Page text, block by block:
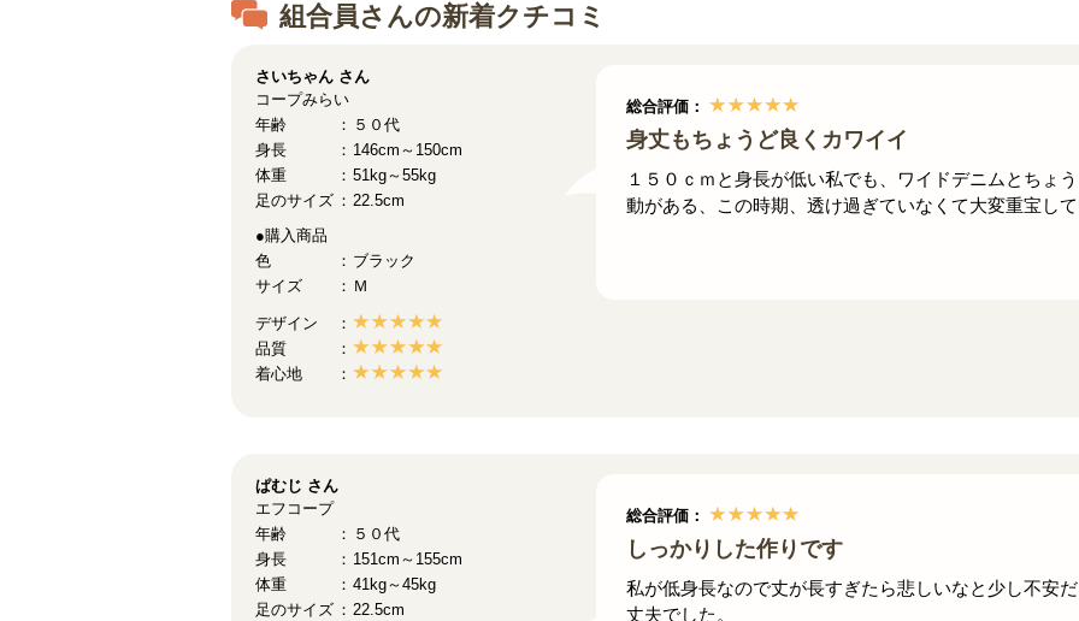
組合員さんの新着クチコミ
総合評価：
身丈もちょうど良くカワイイ
１５０ｃｍと身長が低い私でも、ワイドデニムとちょ
動がある、この時期、透け過ぎていなくて大変重宝して
さいちゃん さん
コープみらい
年齢
５０代
身長
146cm～150cm
体重
51kg～55kg
足のサイズ
22.5cm
●購入商品
色
ブラック
サイズ
Ｍ
デザイン
品質
着心地
総合評価：
しっかりした作りです
私が低身長なので丈が長すぎたら悲しいなと少し不安
丈夫でした。
ぱむじ さん
エフコープ
年齢
５０代
身長
151cm～155cm
体重
41kg～45kg
足のサイズ
22.5cm